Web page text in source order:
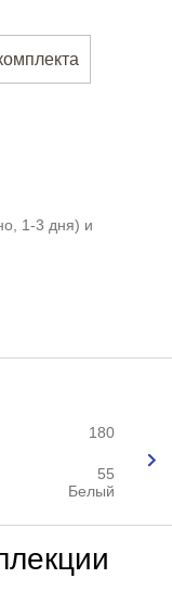
, 1-3 дня) и
180
55
Белый